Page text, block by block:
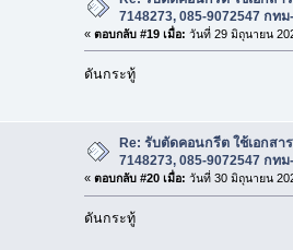
7148273, 085-9072547 ก
« ตอบกลับ #19 เมื่อ: วันที่ 29 มิถุนายน
ดันกระทู้
Re: รับตัดคอนกรีต ใช้เอกสา
7148273, 085-9072547 ก
« ตอบกลับ #20 เมื่อ: วันที่ 30 มิถุนายน
ดันกระทู้